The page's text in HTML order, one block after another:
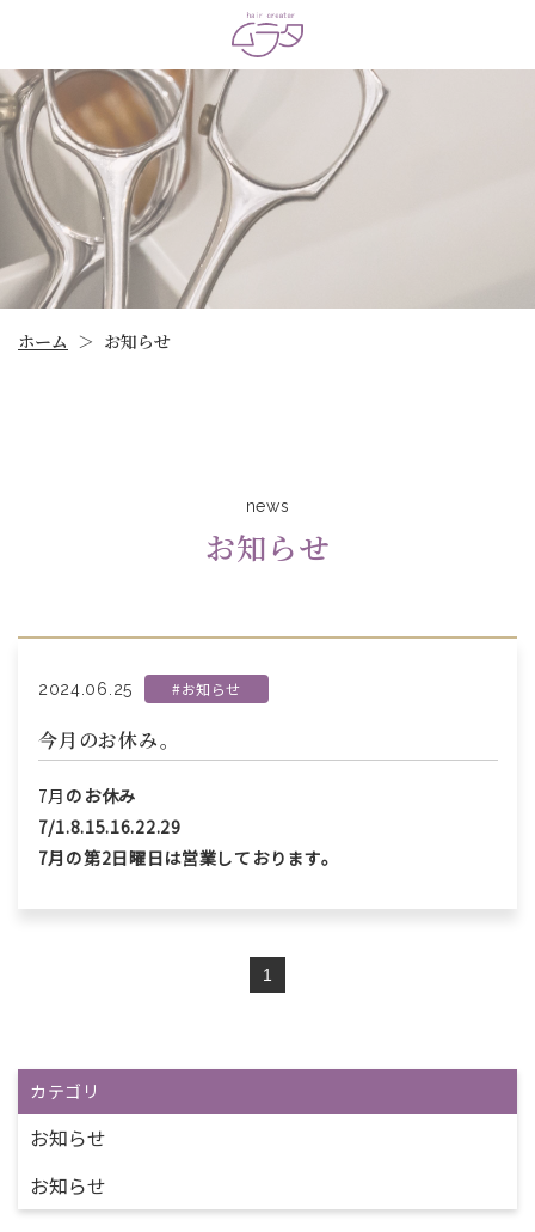
ホーム ＞ お知らせ
news
お知らせ
2024.06.25 #お知らせ
今月のお休み。
7月 のお休み
7/1.8.15.16.22.29
7月の第2日曜日は営業しております。
1
カテゴリ
お知らせ
お知らせ